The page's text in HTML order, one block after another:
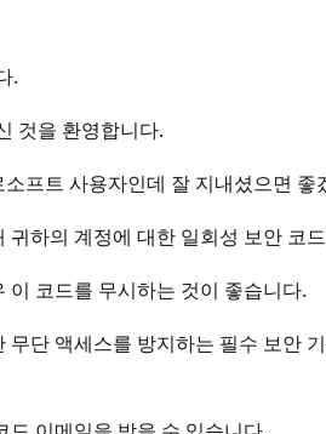
.
것을 환영합니다.
프트 사용자인데 잘 지내셨으면 좋
귀하의 계정에 대한 일회성 보안 코
이 코드를 무시하는 것이 좋습니다.
무단 액세스를 방지하는 필수 보안